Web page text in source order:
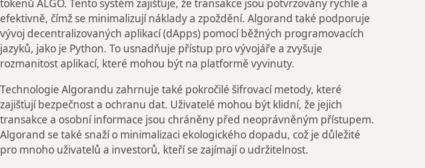
tokenů ALGO. Tento systém zajišťuje, že transakce jsou potvrzovány rychle a
efektivně, čímž se minimalizují náklady a zpoždění. Algorand také podporuje
vývoj decentralizovaných aplikací (dApps) pomocí běžných programovacích
jazyků, jako je Python. To usnadňuje přístup pro vývojáře a zvyšuje
rozmanitost aplikací, které mohou být na platformě vyvinuty.
Technologie Algorandu zahrnuje také pokročilé šifrovací metody, které
zajišťují bezpečnost a ochranu dat. Uživatelé mohou být klidní, že jejich
transakce a osobní informace jsou chráněny před neoprávněným přístupem.
Algorand se také snaží o minimalizaci ekologického dopadu, což je důležité
pro mnoho uživatelů a investorů, kteří se zajímají o udržitelnost.